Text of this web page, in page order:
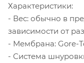
Характеристики:
- Вес: обычно в
зависимости от
- Мембрана: Gore-
- Система